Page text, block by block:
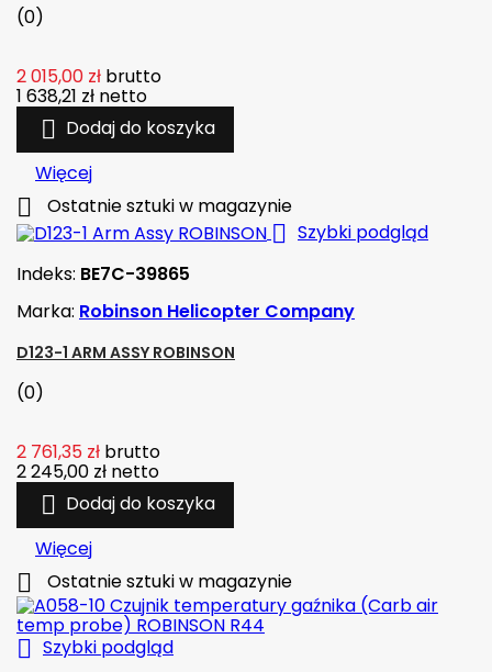
(0)
2 015,00 zł brutto
1 638,21 zł netto
 Dodaj do koszyka
Więcej
 Ostatnie sztuki w magazynie
 Szybki podgląd
Indeks: BE7C-39865
Marka: Robinson Helicopter Company
D123-1 ARM ASSY ROBINSON
(0)
2 761,35 zł brutto
2 245,00 zł netto
 Dodaj do koszyka
Więcej
 Ostatnie sztuki w magazynie
 Szybki podgląd